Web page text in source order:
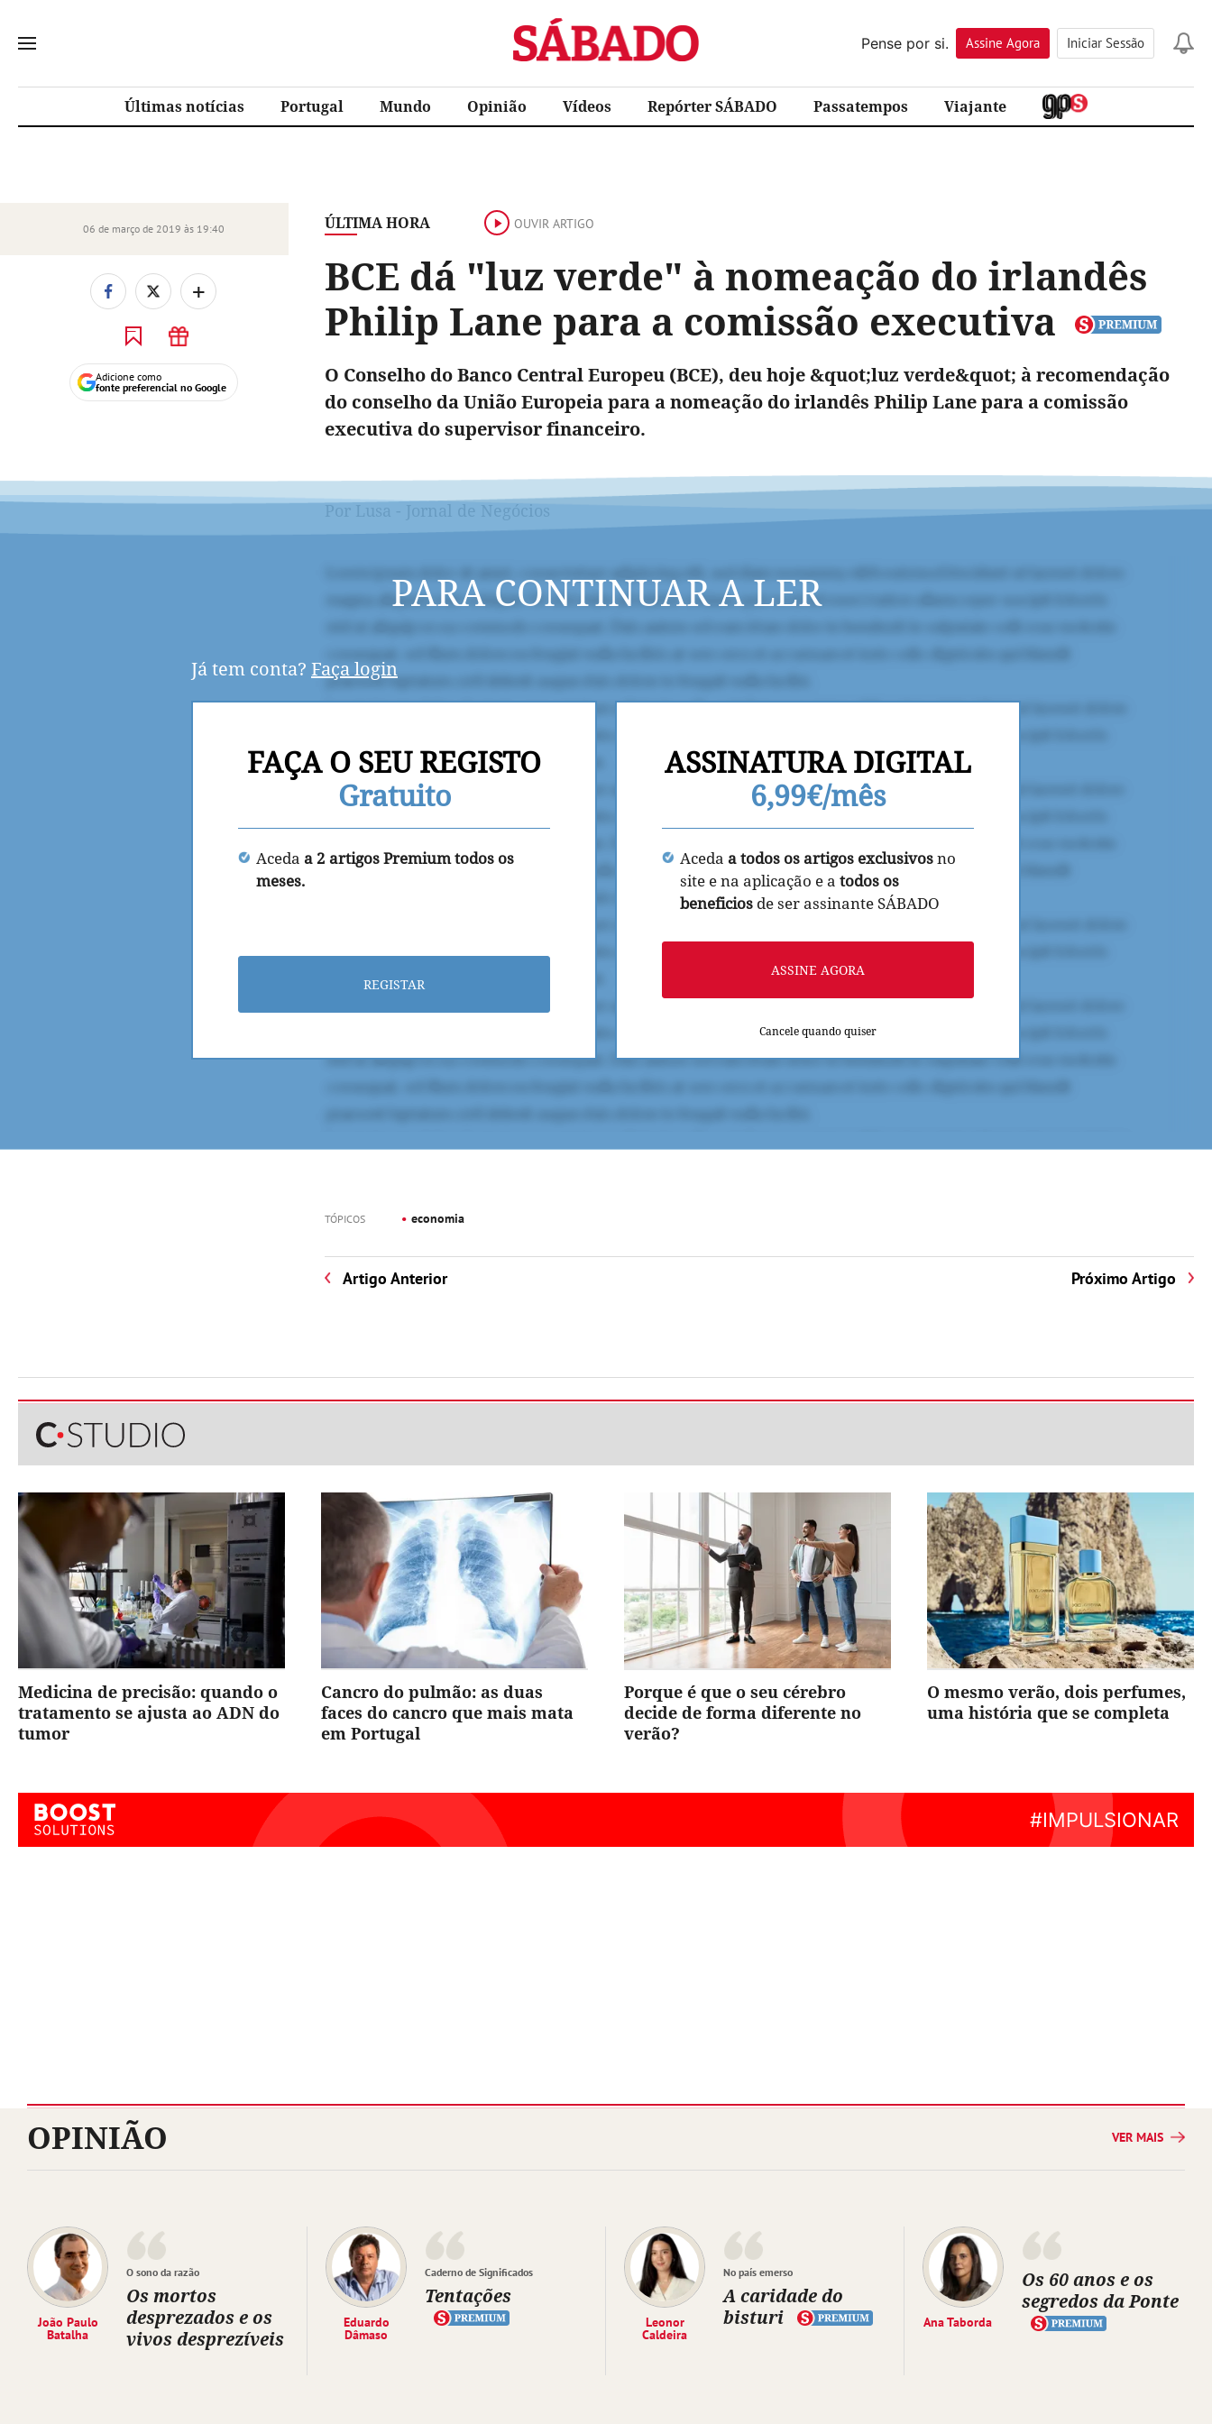
Sábado
Pense por si.
Assine Agora Iniciar Sessão
Últimas notícias Portugal Mundo Opinião Vídeos Repórter SÁBADO Passatempos Viajante
ÚLTIMA HORA OUVIR ARTIGO
BCE dá "luz verde" à nomeação do irlandês
Philip Lane para a comissão executiva
06 de março de 2019 às 19:40
+
Adicione como
fonte preferencial no Google
O Conselho do Banco Central Europeu (BCE), deu hoje &quot;luz verde&quot; à recomendação
do conselho da União Europeia para a nomeação do irlandês Philip Lane para a comissão
executiva do supervisor financeiro.
Por Lusa - Jornal de Negócios
PARA CONTINUAR A LER
Já tem conta? Faça login
FAÇA O SEU REGISTO
Gratuito
Aceda a 2 artigos Premium todos os
meses.
REGISTAR
ASSINATURA DIGITAL
6,99€/mês
Aceda a todos os artigos exclusivosno
site e na aplicação e a todos os
beneficios de ser assinante SÁBADO
ASSINE AGORA
Cancele quando quiser
TÓPICOS economia
Artigo Anterior Próximo Artigo
Medicina de precisão: quando o
tratamento se ajusta ao ADN do
tumor
Cancro do pulmão: as duas
faces do cancro que mais mata
em Portugal
Porque é que o seu cérebro
decide de forma diferente no
verão?
O mesmo verão, dois perfumes,
uma história que se completa
OPINIÃO VER MAIS
João Paulo
Batalha
O sono da razão
Os mortos
desprezados e os
vivos desprezíveis
Eduardo
Dâmaso
Caderno de Significados
Tentações
Leonor
Caldeira
No país emerso
A caridade do
bisturi
Ana Taborda
Os 60 anos e os
segredos da Ponte